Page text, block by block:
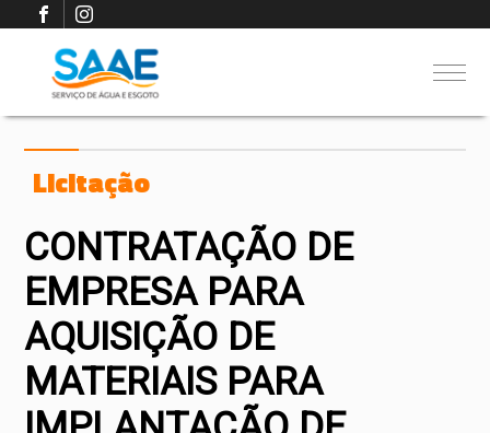
Licitação
CONTRATAÇÃO DE
EMPRESA PARA
AQUISIÇÃO DE
MATERIAIS PARA